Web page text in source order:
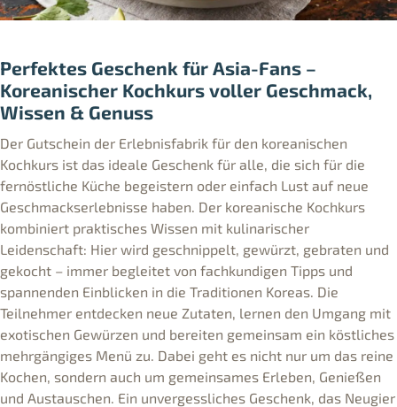
Perfektes Geschenk für Asia-Fans –
Koreanischer Kochkurs voller Geschmack,
Wissen & Genuss
Der Gutschein der Erlebnisfabrik für den koreanischen
Kochkurs ist das ideale Geschenk für alle, die sich für die
fernöstliche Küche begeistern oder einfach Lust auf neue
Geschmackserlebnisse haben. Der koreanische Kochkurs
kombiniert praktisches Wissen mit kulinarischer
Leidenschaft: Hier wird geschnippelt, gewürzt, gebraten und
gekocht – immer begleitet von fachkundigen Tipps und
spannenden Einblicken in die Traditionen Koreas. Die
Teilnehmer entdecken neue Zutaten, lernen den Umgang mit
exotischen Gewürzen und bereiten gemeinsam ein köstliches
mehrgängiges Menü zu. Dabei geht es nicht nur um das reine
Kochen, sondern auch um gemeinsames Erleben, Genießen
und Austauschen. Ein unvergessliches Geschenk, das Neugier